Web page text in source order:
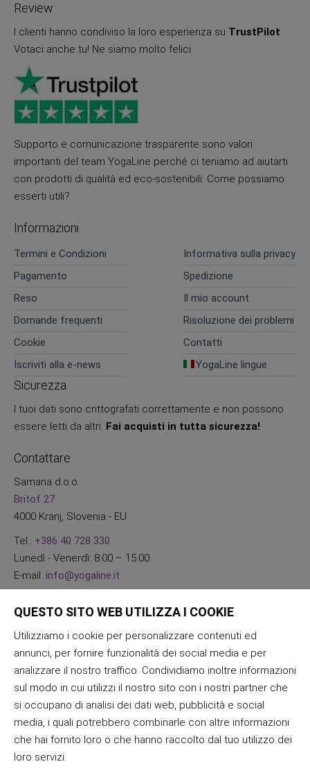
Review
I clienti hanno condiviso la loro esperienza su TrustPilot.
Votaci anche tu! Ne siamo molto felici.
Supporto e comunicazione trasparente sono valori
importanti del team YogaLine perché ci teniamo ad aiutarti
con prodotti di qualità ed eco-sostenibili. Come possiamo
esserti utili?
Informazioni
Termini e Condizioni
Informativa sulla privacy
Pagamento
Spedizione
Reso
Il mio account
Domande frequenti
Risoluzione dei problemi
Cookie
Contatti
Iscriviti alla e-news
YogaLine lingue
Sicurezza
I tuoi dati sono crittografati correttamente e non possono
essere letti da altri. Fai acquisti in tutta sicurezza!
Contattare
Samana d.o.o.
Britof 27
4000 Kranj, Slovenia - EU
Tel.: +386 40 728 330
Lunedì - Venerdì: 8:00 – 15:00
E-mail: info@yogaline.it
QUESTO SITO WEB UTILIZZA I COOKIE
Utilizziamo i cookie per personalizzare contenuti ed
annunci, per fornire funzionalità dei social media e per
analizzare il nostro traffico. Condividiamo inoltre informazioni
sul modo in cui utilizzi il nostro sito con i nostri partner che
si occupano di analisi dei dati web, pubblicità e social
media, i quali potrebbero combinarle con altre informazioni
che hai fornito loro o che hanno raccolto dal tuo utilizzo dei
loro servizi.